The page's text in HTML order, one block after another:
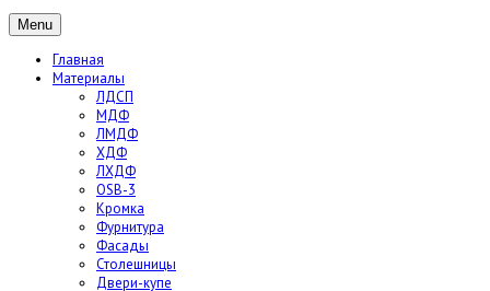
Menu
Главная
Материалы
ЛДСП
МДФ
ЛМДФ
ХДФ
ЛХДФ
OSB-3
Кромка
Фурнитура
Фасады
Столешницы
Двери-купе